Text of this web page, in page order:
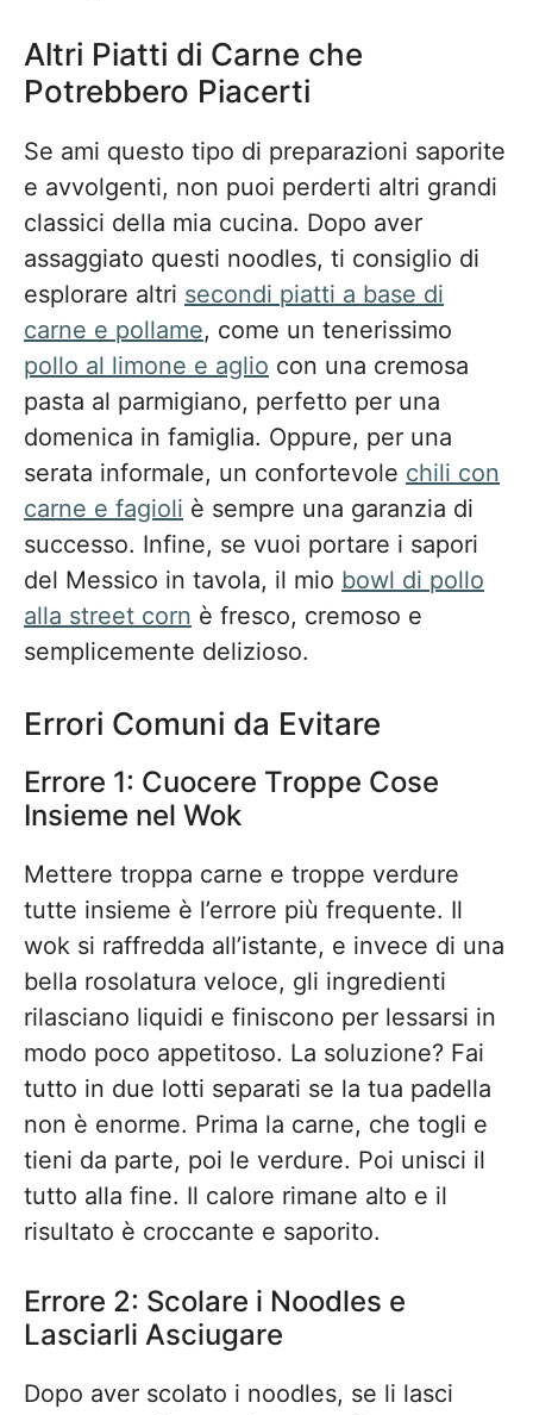
Altri Piatti di Carne che
Potrebbero Piacerti
Se ami questo tipo di preparazioni saporite
e avvolgenti, non puoi perderti altri grandi
classici della mia cucina. Dopo aver
assaggiato questi noodles, ti consiglio di
esplorare altri secondi piatti a base di
carne e pollame, come un tenerissimo
pollo al limone e aglio con una cremosa
pasta al parmigiano, perfetto per una
domenica in famiglia. Oppure, per una
serata informale, un confortevole chili con
carne e fagioli è sempre una garanzia di
successo. Infine, se vuoi portare i sapori
del Messico in tavola, il mio bowl di pollo
alla street corn è fresco, cremoso e
semplicemente delizioso.
Errori Comuni da Evitare
Errore 1: Cuocere Troppe Cose
Insieme nel Wok
Mettere troppa carne e troppe verdure
tutte insieme è l’errore più frequente. Il
wok si raffredda all’istante, e invece di una
bella rosolatura veloce, gli ingredienti
rilasciano liquidi e finiscono per lessarsi in
modo poco appetitoso. La soluzione? Fai
tutto in due lotti separati se la tua padella
non è enorme. Prima la carne, che togli e
tieni da parte, poi le verdure. Poi unisci il
tutto alla fine. Il calore rimane alto e il
risultato è croccante e saporito.
Errore 2: Scolare i Noodles e
Lasciarli Asciugare
Dopo aver scolato i noodles, se li lasci